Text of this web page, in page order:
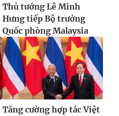
Thủ tướng Lê Minh
Hưng tiếp Bộ trưởng
Quốc phòng Malaysia
Tăng cường hợp tác Việt